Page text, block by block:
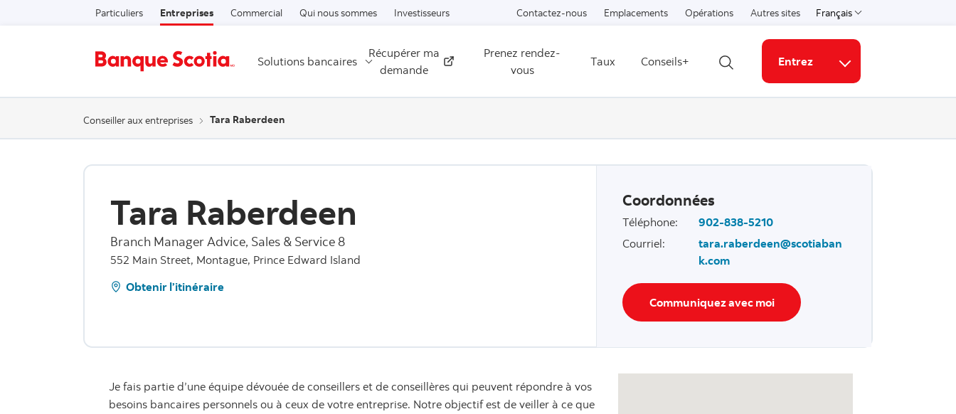
Passer au contenu
Particuliers Entreprises Commercial Qui nous sommes Investisseurs Contactez-nous Emplacements Opérations Autres sites Français
Select a language
Solutions bancaires
Récupérer ma
demande
Externe
Prenez rendez-
vous
Taux
Conseils+
Ouvrir la recherche
Entrez
Liens connexes
Conseiller aux entreprises Tara Raberdeen
Tara Raberdeen
Branch Manager Advice, Sales & Service 8
552 Main Street, Montague, Prince Edward Island
Obtenir l’itinéraire
Coordonnées
Téléphone:
902-838-5210
Courriel:
tara.raberdeen@scotiaban
k.com
Communiquez avec moi
Je fais partie d’une équipe dévouée de conseillers et de conseillères qui peuvent répondre à vos
besoins bancaires personnels ou à ceux de votre entreprise. Notre objectif est de veiller à ce que